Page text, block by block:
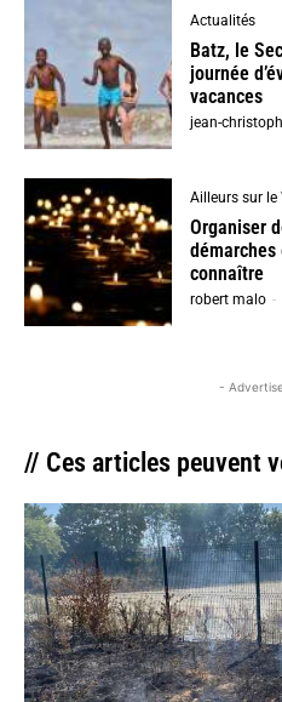
Actualités
Batz, le
journée
vacances
jean-
Ailleurs sur le
Organiser
connaître
robert malo -
-
// Ces articles peuvent